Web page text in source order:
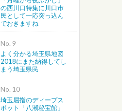
の西川口特集に川口市
民として一応突っ込ん
でおきますね
No.
よく分かる埼玉県地図
2018にまた納得してし
まう埼玉県民
No.
埼玉屈指のディープス
ポット「八潮秘宝館」